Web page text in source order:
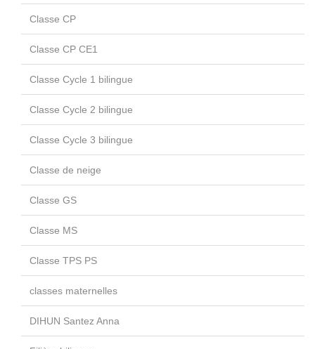
Classe CP
Classe CP CE1
Classe Cycle 1 bilingue
Classe Cycle 2 bilingue
Classe Cycle 3 bilingue
Classe de neige
Classe GS
Classe MS
Classe TPS PS
classes maternelles
DIHUN Santez Anna